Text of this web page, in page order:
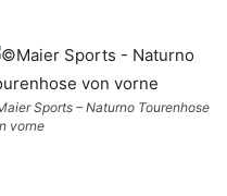
Sports – Naturno Tourenhose
vorne